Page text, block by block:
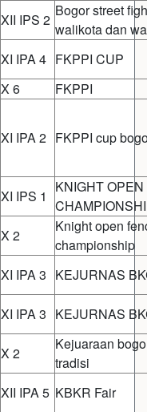
XII IPS 2
Bogor street
walikota dan
XI IPA 4 FKPPI CUP
X 6 FKPPI
XI IPA 2 FKPPI cup
XI IPS 1
KNIGHT OPEN
X 2
Knight open
championship
XI IPA 3 KEJURNAS
XI IPA 3 KEJURNAS
X 2
Kejuaraan
tradisi
XII IPA 5 KBKR Fair